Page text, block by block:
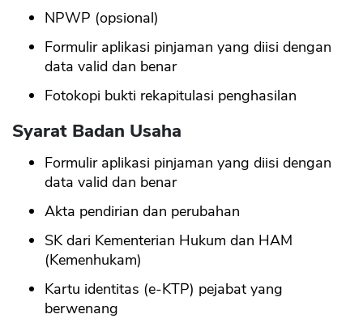
NPWP (opsional)
Formulir aplikasi pinjaman yang diisi dengan
data valid dan benar
Fotokopi bukti rekapitulasi penghasilan
Syarat Badan Usaha
Formulir aplikasi pinjaman yang diisi dengan
data valid dan benar
Akta pendirian dan perubahan
SK dari Kementerian Hukum dan HAM
(Kemenhukam)
Kartu identitas (e-KTP) pejabat yang
berwenang